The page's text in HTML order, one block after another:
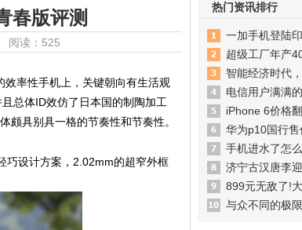
春版评测
阅读：525
效率性手机上，关键朝向有生活观
总体ID效仿了日本国的制陶加工
颇具别具一格的节奏性和节奏性。
巧设计方案，2.02mm的超窄外框
热门资讯排行
一加手机登陆
超级工厂年产
智能经济时代
电信用户满满
iPhone 6价格
华为p10国行
手机进水了怎
济宁古汉唐李
899元无敌了!
与众不同的极